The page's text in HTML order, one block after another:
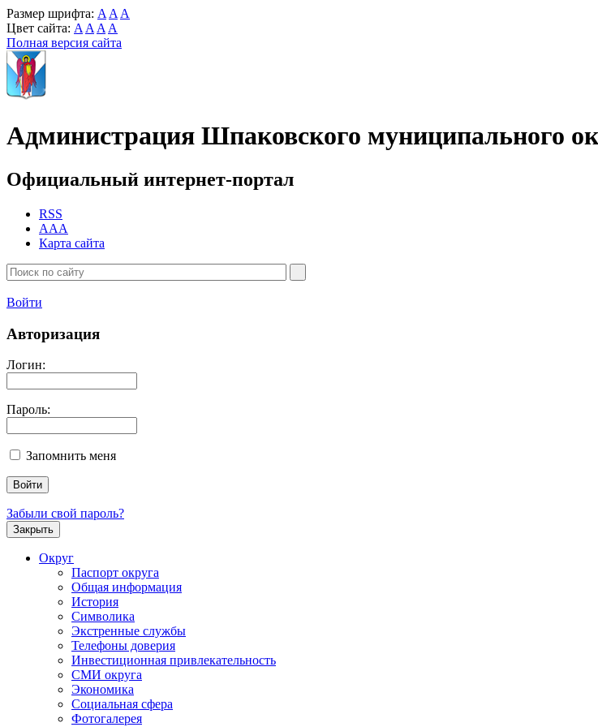
Размер шрифта: A A A
Цвет сайта: A A A A
Полная версия сайта
Администрация Шпаковского муниципального
Официальный интернет-портал
RSS
AAA
Карта сайта
Войти
Авторизация
Логин:
Пароль:
Запомнить меня
Забыли свой пароль?
Закрыть
Округ
Паспорт округа
Общая информация
История
Символика
Экстренные службы
Телефоны доверия
Инвестиционная привлекательность
СМИ округа
Экономика
Социальная сфера
Фотогалерея